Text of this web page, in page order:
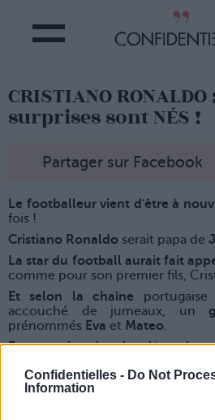
Confidentielles - Do Not
Information
CRISTIANO RONALDO
surprises sont NÉS !
Partager sur Facebook
Le footballeur vient d'être à
fois !
Cristiano Ronaldo serait papa de
La star du football aurait fait
comme pour son premier fils,
Et selon la chaîne
accouché de jumeaux, un
prénommés Eva et Mateo.
En couple depuis
la rumeur
la jeune femme…
Mais Cricri aurait finalement